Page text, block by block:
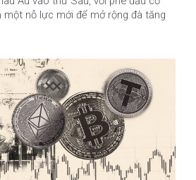
một nỗ lực mới để mở rộng đà tăng